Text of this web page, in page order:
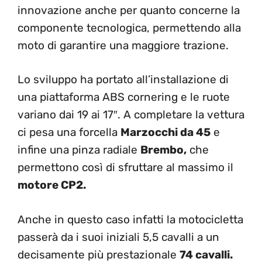
innovazione anche per quanto concerne la
componente tecnologica, permettendo alla
moto di garantire una maggiore trazione.
Lo sviluppo ha portato all’installazione di
una piattaforma ABS cornering e le ruote
variano dai 19 ai 17″. A completare la vettura
ci pesa una forcella Marzocchi da 45 e
infine una pinza radiale Brembo, che
permettono così di sfruttare al massimo il
motore CP2.
Anche in questo caso infatti la motocicletta
passerà da i suoi iniziali 5,5 cavalli a un
decisamente più prestazionale 74 cavalli.